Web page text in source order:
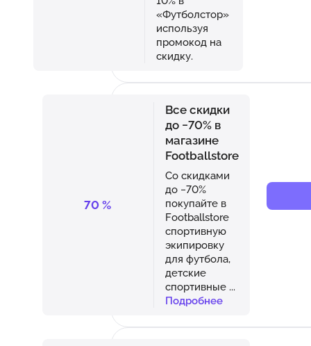
«Футболстор»
используя
промокод на
скидку.
70 %
Все скидки
до −70% в
магазине
Footballstore
Со скидками
до −70%
покупайте в
Footballstore
спортивную
экипировку
для футбола,
детские
спортивные ...
Подробнее